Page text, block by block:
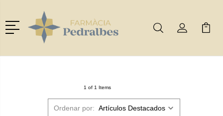
Menú
BuscarMi Cuenta
Mi
1 of 1 Items
Ordenar por: